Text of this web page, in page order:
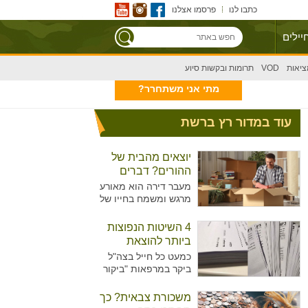
כתבו לנו פרסמו אצלנו
VOD תרומות ובקשות סיוע
מתי אני משתחרר?
עוד במדור רץ ברשת
יוצאים מהבית של
ההורים? דברים
שצריך לקחת בחשבון
מעבר דירה הוא מאורע
מרגש ומשמח בחייו של
במעבר הראשון מחוץ
לבית ההורים. עם זאת,
מדובר בתהליך מורכב
עם עלויות משל עצמו
שכדאי לקחת בחשבון.
ממנו שמחים
4 השיטות הנפוצות
ביותר להוצאת
גימלים
כמעט כל חייל בצה"ל
ביקר במרפאות "ביקור
היחידה כדי להוציא
משכורת צבאית? כך